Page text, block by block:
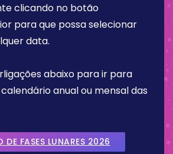
clicando no botão
para que possa selecionar
data.
abaixo para ir para
anual ou mensal das
DE FASES LUNARES 2026